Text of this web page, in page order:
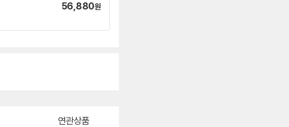
가
56,880원
연관상품